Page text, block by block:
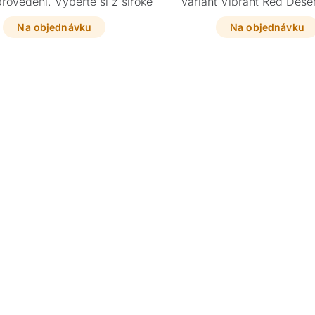
a doplňte je o podnož
přesně na míru vašim
představám.
Na objednávku
Moon nebo Evening Sun v
rozměrech a doplňte je
vyrobenou přesně na
Na objednávku